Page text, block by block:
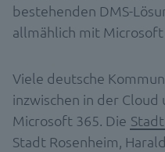
bestehenden DMS-
allmählich mit Microsoft
Viele deutsche
inzwischen in der
Microsoft 365. Die
Stadt Rosenheim,